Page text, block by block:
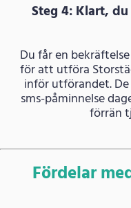
Steg 4: Klart,
Du får en
för att utföra
inför utförandet.
sms-påminnelse
förrän
Fördelar